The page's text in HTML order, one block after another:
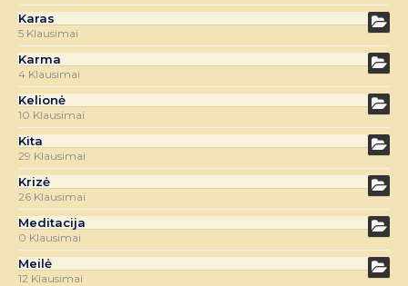
Karas
5 Klausimai
Karma
4 Klausimai
Kelionė
10 Klausimai
Kita
29 Klausimai
Krizė
26 Klausimai
Meditacija
0 Klausimai
Meilė
12 Klausimai